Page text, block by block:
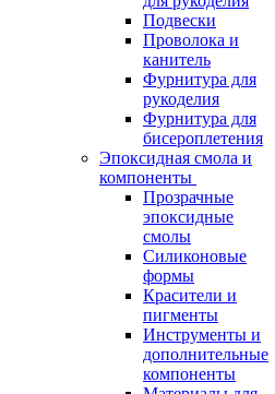
Подвески
Проволока и
канитель
Фурнитура для
рукоделия
Фурнитура для
бисероплетения
Эпоксидная смола и
компоненты
Прозрачные
эпоксидные
смолы
Силиконовые
формы
Красители и
пигменты
Инструменты и
дополнительные
компоненты